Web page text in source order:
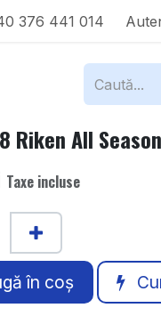
376 441 014
Riken All
Taxe incluse
în coș